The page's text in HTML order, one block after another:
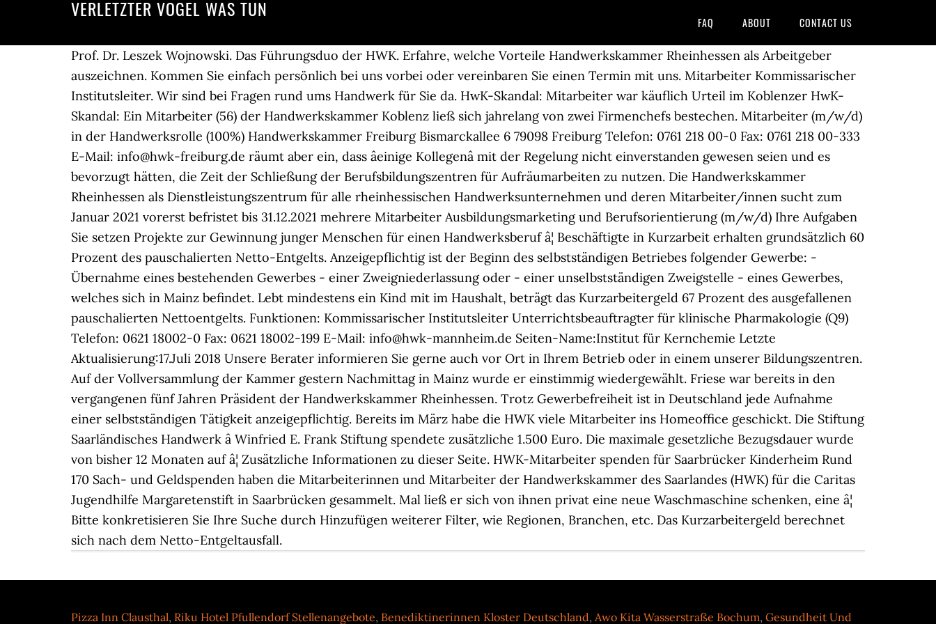
VERLETZTER VOGEL WAS TUN
FAQ ABOUT CONTACT US
Prof. Dr. Leszek Wojnowski. Das Führungsduo der HWK. Erfahre, welche Vorteile Handwerkskammer Rheinhessen als Arbeitgeber
auszeichnen. Kommen Sie einfach persönlich bei uns vorbei oder vereinbaren Sie einen Termin mit uns. Mitarbeiter Kommissarischer
Institutsleiter. Wir sind bei Fragen rund ums Handwerk für Sie da. HwK-Skandal: Mitarbeiter war käuflich Urteil im Koblenzer HwK-
Skandal: Ein Mitarbeiter (56) der Handwerkskammer Koblenz ließ sich jahrelang von zwei Firmenchefs bestechen. Mitarbeiter (m/w/d)
in der Handwerksrolle (100%) Handwerkskammer Freiburg Bismarckallee 6 79098 Freiburg Telefon: 0761 218 00-0 Fax: 0761 218 00-333
E-Mail: info@hwk-freiburg.de räumt aber ein, dass âeinige Kollegenâ mit der Regelung nicht einverstanden gewesen seien und es
bevorzugt hätten, die Zeit der Schließung der Berufsbildungszentren für Aufräumarbeiten zu nutzen. Die Handwerkskammer
Rheinhessen als Dienstleistungszentrum für alle rheinhessischen Handwerksunternehmen und deren Mitarbeiter/innen sucht zum
Januar 2021 vorerst befristet bis 31.12.2021 mehrere Mitarbeiter Ausbildungsmarketing und Berufsorientierung (m/w/d) Ihre Aufgaben
Sie setzen Projekte zur Gewinnung junger Menschen für einen Handwerksberuf â¦ Beschäftigte in Kurzarbeit erhalten grundsätzlich 60
Prozent des pauschalierten Netto-Entgelts. Anzeigepflichtig ist der Beginn des selbstständigen Betriebes folgender Gewerbe: -
Übernahme eines bestehenden Gewerbes - einer Zweigniederlassung oder - einer unselbstständigen Zweigstelle - eines Gewerbes,
welches sich in Mainz befindet. Lebt mindestens ein Kind mit im Haushalt, beträgt das Kurzarbeitergeld 67 Prozent des ausgefallenen
pauschalierten Nettoentgelts. Funktionen: Kommissarischer Institutsleiter Unterrichtsbeauftragter für klinische Pharmakologie (Q9)
Telefon: 0621 18002-0 Fax: 0621 18002-199 E-Mail: info@hwk-mannheim.de Seiten-Name:Institut für Kernchemie Letzte
Aktualisierung:17.Juli 2018 Unsere Berater informieren Sie gerne auch vor Ort in Ihrem Betrieb oder in einem unserer Bildungszentren.
Auf der Vollversammlung der Kammer gestern Nachmittag in Mainz wurde er einstimmig wiedergewählt. Friese war bereits in den
vergangenen fünf Jahren Präsident der Handwerkskammer Rheinhessen. Trotz Gewerbefreiheit ist in Deutschland jede Aufnahme
einer selbstständigen Tätigkeit anzeigepflichtig. Bereits im März habe die HWK viele Mitarbeiter ins Homeoffice geschickt. Die Stiftung
Saarländisches Handwerk â Winfried E. Frank Stiftung spendete zusätzliche 1.500 Euro. Die maximale gesetzliche Bezugsdauer wurde
von bisher 12 Monaten auf â¦ Zusätzliche Informationen zu dieser Seite. HWK-Mitarbeiter spenden für Saarbrücker Kinderheim Rund
170 Sach- und Geldspenden haben die Mitarbeiterinnen und Mitarbeiter der Handwerkskammer des Saarlandes (HWK) für die Caritas
Jugendhilfe Margaretenstift in Saarbrücken gesammelt. Mal ließ er sich von ihnen privat eine neue Waschmaschine schenken, eine â¦
Bitte konkretisieren Sie Ihre Suche durch Hinzufügen weiterer Filter, wie Regionen, Branchen, etc. Das Kurzarbeitergeld berechnet
sich nach dem Netto-Entgeltausfall.
Pizza Inn Clausthal, Riku Hotel Pfullendorf Stellenangebote, Benediktinerinnen Kloster Deutschland, Awo Kita Wasserstraße Bochum, Gesundheit Und